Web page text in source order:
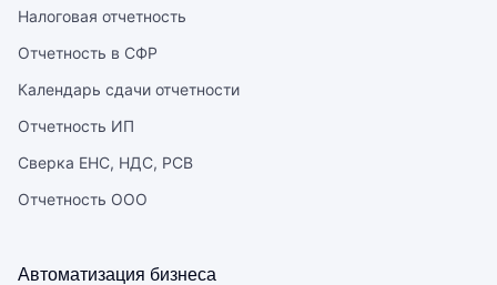
Налоговая отчетность
Отчетность в СФР
Календарь сдачи отчетности
Отчетность ИП
Сверка ЕНС, НДС, РСВ
Отчетность ООО
Автоматизация бизнеса